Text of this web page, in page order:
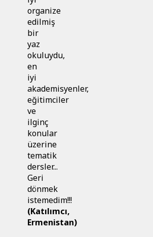
organize
edilmiş
bir
yaz
okuluydu,
en
iyi
akademisyenler,
eğitimciler
ve
ilginç
konular
üzerine
tematik
dersler...
Geri
dönmek
istemedim!!!
(Katılımcı,
Ermenistan)